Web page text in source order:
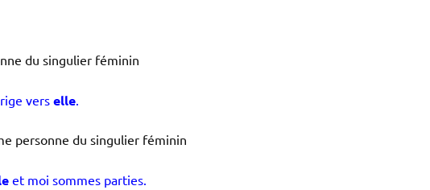
du singulier féminin
vers elle.
personne du singulier féminin
et moi sommes parties.